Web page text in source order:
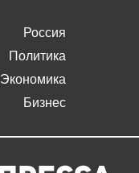
Россия
Политика
Экономика
Бизнес